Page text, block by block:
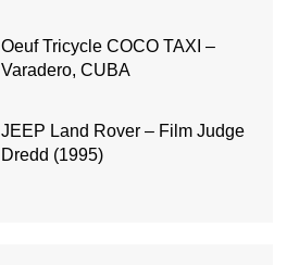
Oeuf Tricycle COCO TAXI –
Varadero, CUBA
JEEP Land Rover – Film Judge
Dredd (1995)